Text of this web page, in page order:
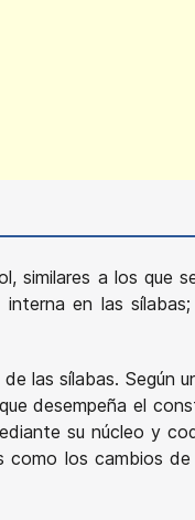
similares a los que
en las sílabas;
las sílabas. Según
desempeña el
su núcleo y
como los cambios